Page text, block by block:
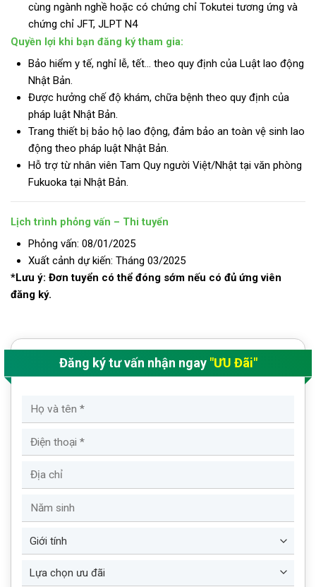
cùng ngành nghề hoặc có chứng chỉ Tokutei tương ứng và
chứng chỉ JFT, JLPT N4
Quyền lợi khi bạn đăng ký tham gia:
Bảo hiểm y tế, nghỉ lễ, tết… theo quy định của Luật lao động
Nhật Bản.
Được hưởng chế độ khám, chữa bệnh theo quy định của
pháp luật Nhật Bản.
Trang thiết bị bảo hộ lao động, đảm bảo an toàn vệ sinh lao
động theo pháp luật Nhật Bản.
Hỗ trợ từ nhân viên Tam Quy người Việt/Nhật tại văn phòng
Fukuoka tại Nhật Bản.
Lịch trình phỏng vấn – Thi tuyển
Phỏng vấn: 08/01/2025
Xuất cảnh dự kiến: Tháng 03/2025
*Lưu ý: Đơn tuyển có thể đóng sớm nếu có đủ ứng viên
đăng ký.
Đăng ký tư vấn nhận ngay "ƯU Đãi"